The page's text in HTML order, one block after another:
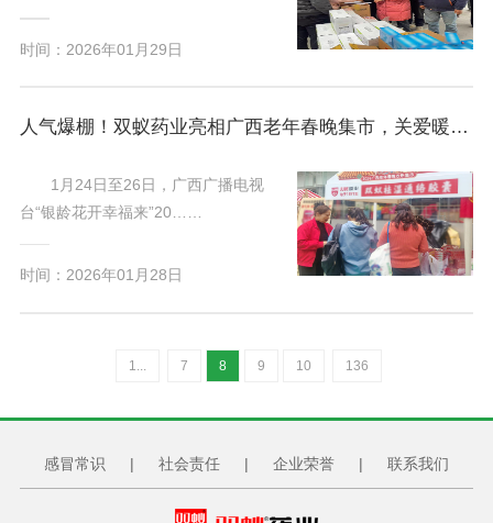
时间：2026年01月29日
人气爆棚！双蚁药业亮相广西老年春晚集市，关爱暖透银龄心
1月24日至26日，广西广播电视
台“银龄花开幸福来”20……
时间：2026年01月28日
1... 7 8 9 10 136
感冒常识 | 社会责任 | 企业荣誉 | 联系我们